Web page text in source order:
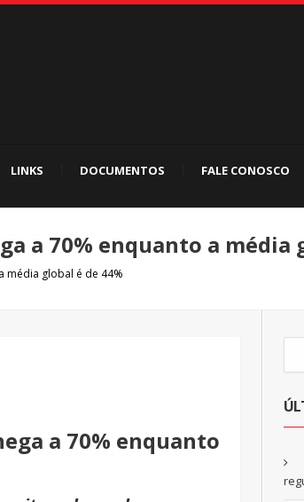
LINKS DOCUMENTOS FALE CONOSCO
a 70% enquanto a média
média global é de 44%
a 70% enquanto